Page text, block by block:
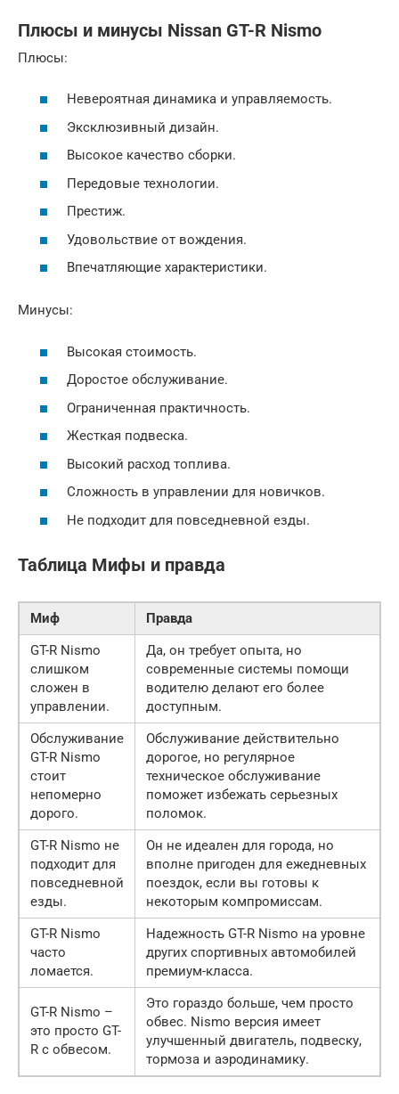
Плюсы и минусы Nissan GT-R Nismo
Плюсы:
Невероятная динамика и управляемость.
Эксклюзивный дизайн.
Высокое качество сборки.
Передовые технологии.
Престиж.
Удовольствие от вождения.
Впечатляющие характеристики.
Минусы:
Высокая стоимость.
Доростое обслуживание.
Ограниченная практичность.
Жесткая подвеска.
Высокий расход топлива.
Сложность в управлении для новичков.
Не подходит для повседневной езды.
Таблица Мифы и правда
Миф
Правда
GT-R Nismo
слишком
сложен в
управлении.
Да, он требует опыта, но
современные системы помощи
водителю делают его более
доступным.
Обслуживание
GT-R Nismo
стоит
непомерно
дорого.
Обслуживание действительно
дорогое, но регулярное
техническое обслуживание
поможет избежать серьезных
поломок.
GT-R Nismo не
подходит для
повседневной
езды.
Он не идеален для города, но
вполне пригоден для ежедневных
поездок, если вы готовы к
некоторым компромиссам.
GT-R Nismo
часто
ломается.
Надежность GT-R Nismo на уровне
других спортивных автомобилей
премиум-класса.
GT-R Nismo –
это просто GT-
R с обвесом.
Это гораздо больше, чем просто
обвес. Nismo версия имеет
улучшенный двигатель, подвеску,
тормоза и аэродинамику.